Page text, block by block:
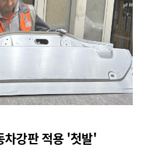
차강판 적용 '첫발'